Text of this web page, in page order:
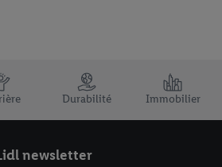
Durabilité Immobilier
newsletter